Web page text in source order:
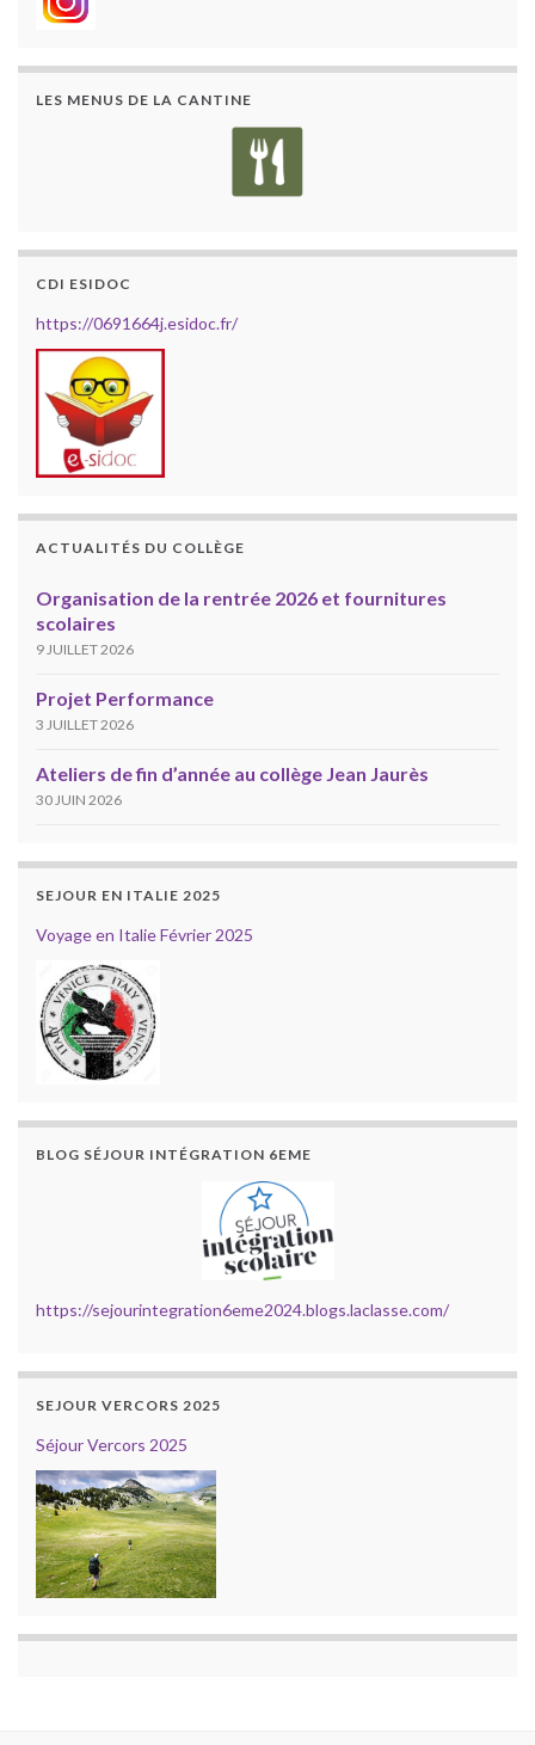
LES MENUS DE LA CANTINE
CDI ESIDOC
https://0691664j.esidoc.fr/
ACTUALITÉS DU COLLÈGE
Organisation de la rentrée 2026 et fournitures
scolaires
9 JUILLET 2026
Projet Performance
3 JUILLET 2026
Ateliers de fin d’année au collège Jean Jaurès
30 JUIN 2026
SEJOUR EN ITALIE 2025
Voyage en Italie Février 2025
BLOG SÉJOUR INTÉGRATION 6EME
https://sejourintegration6eme2024.blogs.laclasse.com/
SEJOUR VERCORS 2025
Séjour Vercors 2025